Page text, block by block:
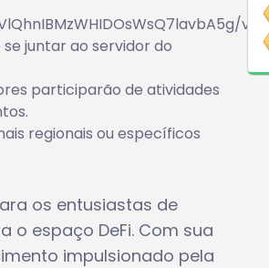
juntar ao servidor do
participarão de atividades
regionais ou específicos
os entusiastas de
espaço DeFi. Com sua
impulsionado pela